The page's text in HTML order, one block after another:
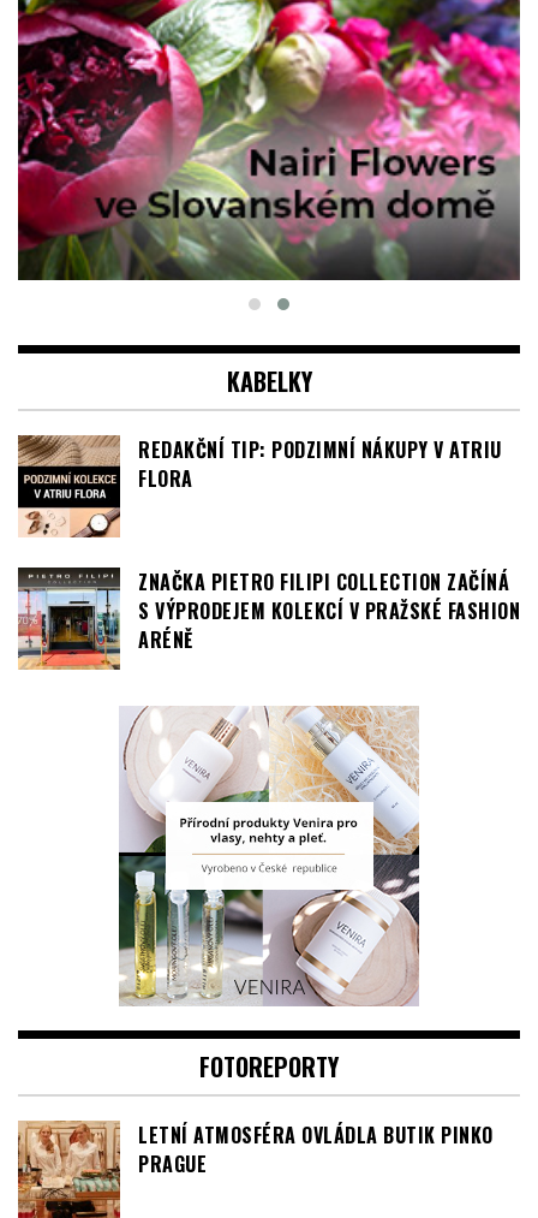
KABELKY
REDAKČNÍ TIP: PODZIMNÍ NÁKUPY V ATRIU
FLORA
ZNAČKA PIETRO FILIPI COLLECTION ZAČÍNÁ
S VÝPRODEJEM KOLEKCÍ V PRAŽSKÉ FASHION
ARÉNĚ
FOTOREPORTY
LETNÍ ATMOSFÉRA OVLÁDLA BUTIK PINKO
PRAGUE